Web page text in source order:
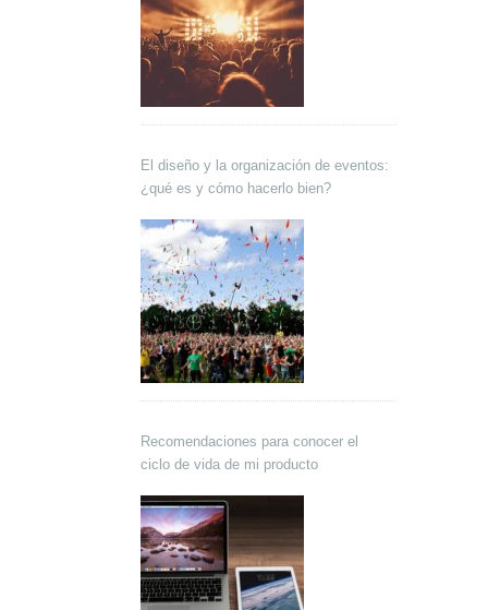
El diseño y la organización de eventos:
¿qué es y cómo hacerlo bien?
Recomendaciones para conocer el
ciclo de vida de mi producto